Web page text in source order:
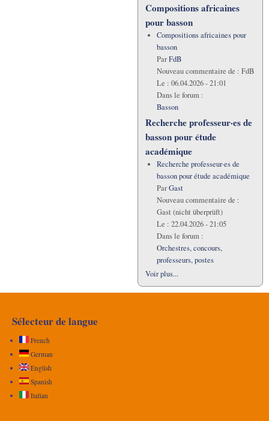
Compositions africaines
pour basson
Compositions africaines pour
basson
ParFdB
Nouveau commentaire de : FdB
Le : 06.04.2026 - 21:01
Dans le forum :
Basson
Recherche professeur·es de
basson pour étude
académique
Recherche professeur·es de
basson pour étude académique
ParGast
Nouveau commentaire de :
Gast (nicht überprüft)
Le : 22.04.2026 - 21:05
Dans le forum :
Orchestres, concours,
professeurs, postes
Voir plus...
Sélecteur de langue
French
German
English
Spanish
Italian